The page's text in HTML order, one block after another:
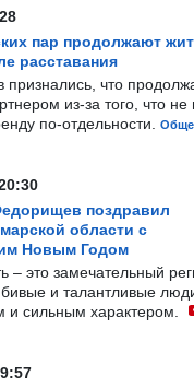
пар продолжают
расставания
признались, что
из-за того, что не
по-отдельности.
поздравил
области с
Новым Годом
– это замечательный
и талантливые
и сильным характером.